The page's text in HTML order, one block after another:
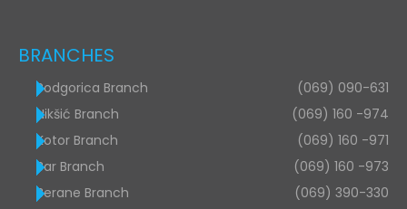
BRANCHES
Podgorica Branch
(069) 090-631
Nikšić Branch
(069) 160 -974
Kotor Branch
(069) 160 -971
Bar Branch
(069) 160 -973
Berane Branch
(069) 390-330